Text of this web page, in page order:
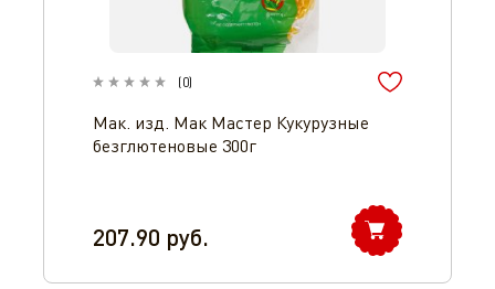
(0)
Мак. изд. Мак Мастер Кукурузные
безглютеновые 300г
207.90 руб.